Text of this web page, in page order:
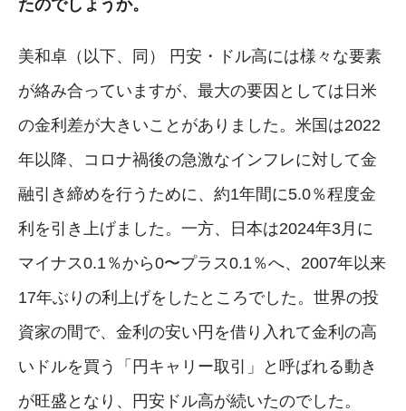
たのでしょうか。
美和卓（以下、同） 円安・ドル高には様々な要素
が絡み合っていますが、最大の要因としては日米
の金利差が大きいことがありました。米国は2022
年以降、コロナ禍後の急激なインフレに対して金
融引き締めを行うために、約1年間に5.0％程度金
利を引き上げました。一方、日本は2024年3月に
マイナス0.1％から0〜プラス0.1％へ、2007年以来
17年ぶりの利上げをしたところでした。世界の投
資家の間で、金利の安い円を借り入れて金利の高
いドルを買う「円キャリー取引」と呼ばれる動き
が旺盛となり、円安ドル高が続いたのでした。